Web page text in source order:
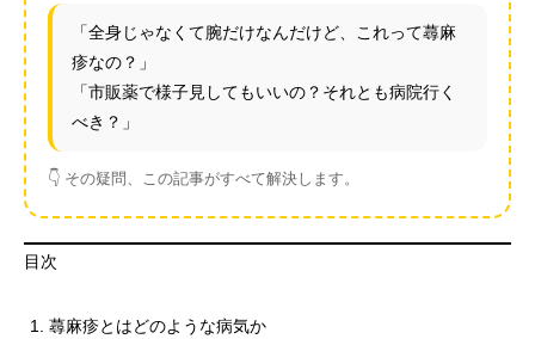
「全身じゃなくて腕だけなんだけど、これって蕁麻
疹なの？」
「市販薬で様子見してもいいの？それとも病院行く
べき？」
👇 その疑問、この記事がすべて解決します。
目次
蕁麻疹とはどのような病気か